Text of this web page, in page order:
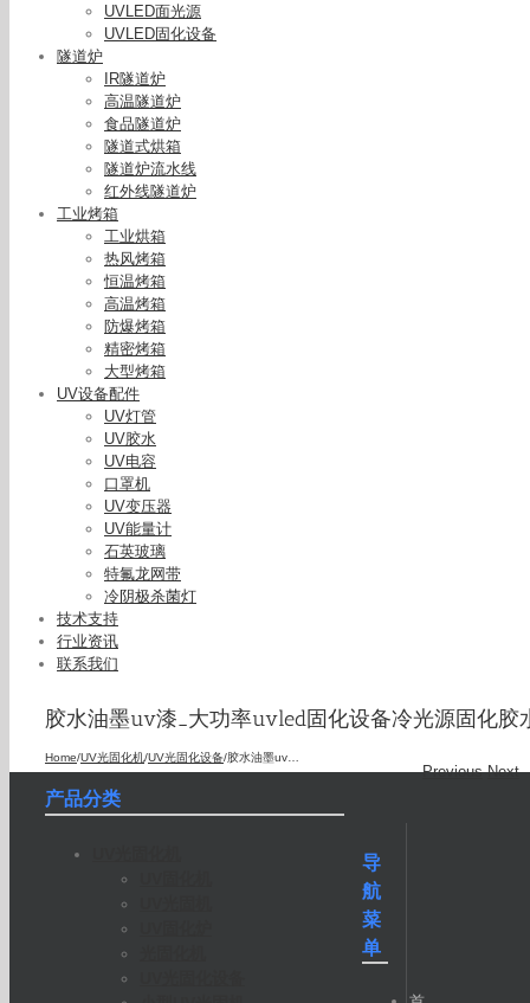
UVLED面光源
UVLED固化设备
隧道炉
IR隧道炉
高温隧道炉
食品隧道炉
隧道式烘箱
隧道炉流水线
红外线隧道炉
工业烤箱
工业烘箱
热风烤箱
恒温烤箱
高温烤箱
防爆烤箱
精密烤箱
大型烤箱
UV设备配件
UV灯管
UV胶水
UV电容
口罩机
UV变压器
UV能量计
石英玻璃
特氟龙网带
冷阴极杀菌灯
技术支持
行业资讯
联系我们
胶水油墨uv漆_大功率uvled固化设备冷光源固化
Home/UV光固化机/UV光固化设备/胶水油墨uv漆_大功率uvled固化设备冷光源固化胶水油墨uv漆深圳定制厂家
Previous Next
产品分类
导
航
菜
单